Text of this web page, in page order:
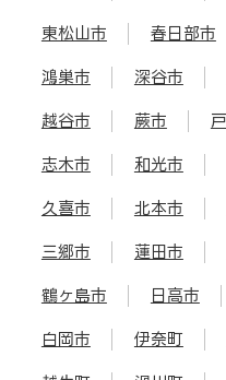
東松山市 春日部市
鴻巣市 深谷市
越谷市 蕨市
志木市 和光市
久喜市 北本市
三郷市 蓮田市
鶴ヶ島市 日高市
白岡市 伊奈町